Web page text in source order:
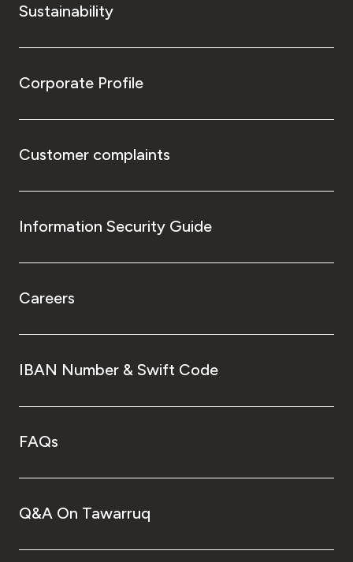
Sustainability
Corporate Profile
Customer complaints
Information Security Guide
Careers
IBAN Number & Swift Code
FAQs
Q&A On Tawarruq